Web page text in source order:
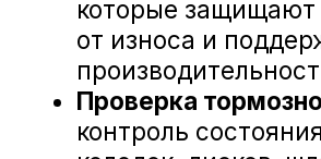
Представленные на сайте материалы и
условия носят исключительно
информационный характер и не являются
публичной офертой, определяемой
положениями ст. 437 Гражданского кодекса
РФ. Для получения подробной информации о